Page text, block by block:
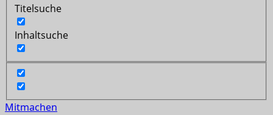
Titelsuche
Inhaltsuche
Mitmachen